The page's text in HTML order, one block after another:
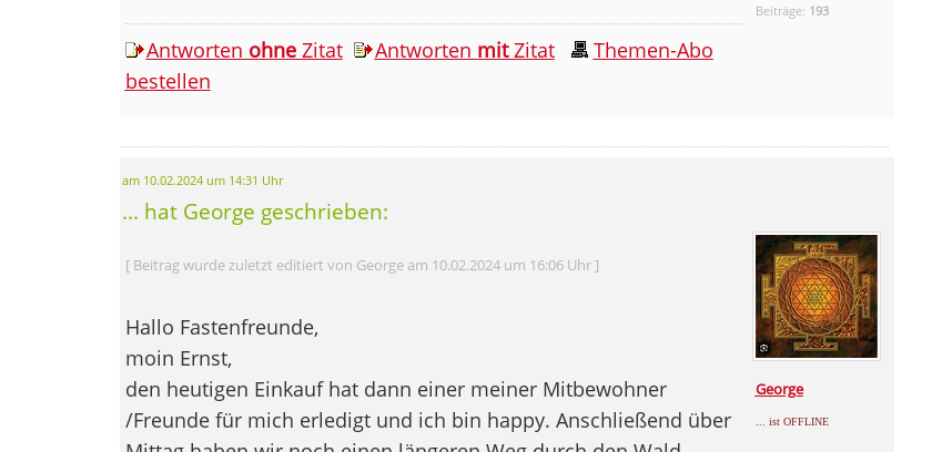
Beiträge: 193
Antworten ohneZitat Antworten mitZitat
Themen-Abo
bestellen
am 10.02.2024 um 14:31 Uhr
... hat George geschrieben:
George
... ist OFFLINE
[ Beitrag wurde zuletzt editiert von George am 10.02.2024 um 16:06 Uhr ]
Hallo Fastenfreunde,
moin Ernst,
den heutigen Einkauf hat dann einer meiner Mitbewohner
/Freunde für mich erledigt und ich bin happy. Anschließend über